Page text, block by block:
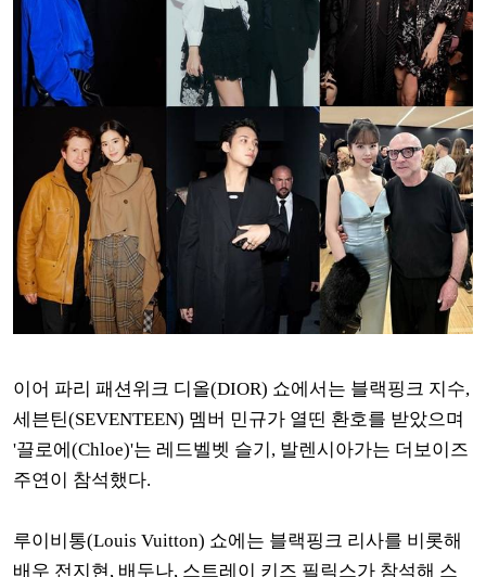
이어 파리 패션위크 디올(DIOR) 쇼에서는 블랙핑크 지수,
세븐틴(SEVENTEEN) 멤버 민규가 열띤 환호를 받았으며
'끌로에(Chloe)'는 레드벨벳 슬기, 발렌시아가는 더보이즈
주연이 참석했다.
루이비통(Louis Vuitton) 쇼에는 블랙핑크 리사를 비롯해
배우 전지현, 배두나, 스트레이 키즈 필릭스가 참석해 스